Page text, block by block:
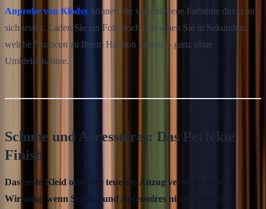
Anprobe von Klodsy können Sie verschiedene Farbtöne direkt an
sich testen. Laden Sie ein Foto hoch und sehen Sie in Sekunden,
welche Nuancen zu Ihrem Hautton passen -- ganz ohne
Umkleidekabine.
Schuhe und Accessoires: Das Perfekte
Finish
Das beste Kleid oder der teuerste Anzug verlieren ihre
Wirkung, wenn Schuhe und Accessoires nicht stimmen.